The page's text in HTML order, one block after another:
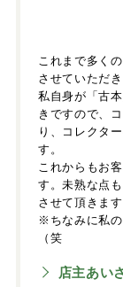
これまで多く
させていただき
私自身が「古
きですので、
り、コレクタ
す。
これからもお
す。未熟な点
させて頂きま
※ちなみに私
（笑
店主あい